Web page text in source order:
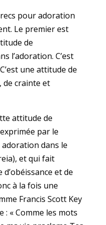
pour adoration
Le premier est
de
l’adoration. C’est
une attitude de
de crainte et
attitude de
par le
dans le
et qui fait
et de
à la fois une
Francis Scott Key
: « Comme les mots